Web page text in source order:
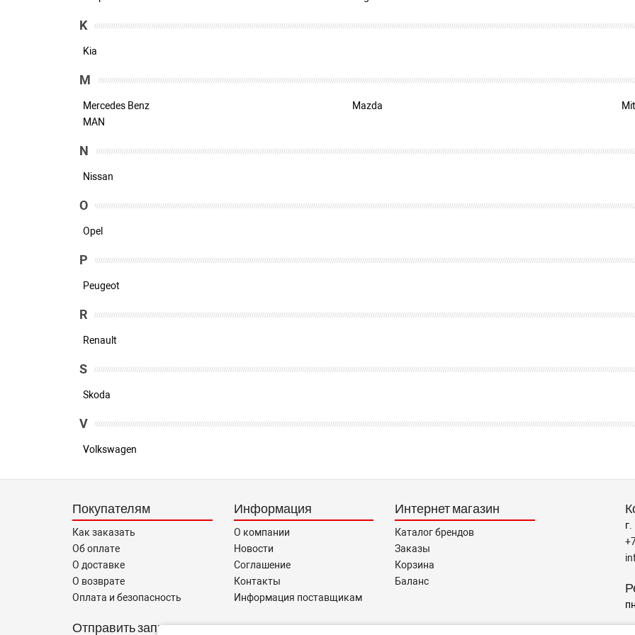
K
Kia
M
Mercedes Benz Mazda
MAN
N
Nissan
O
Opel
P
Peugeot
R
Renault
S
Skoda
V
Volkswagen
Покупателям
Как заказать
Об оплате
О доставке
О возврате
Оплата и безопасность
Информация
О компании
Новости
Соглашение
Контакты
Информация поставщикам
Интернет магазин
Каталог брендов
Заказы
Корзина
Баланс
Отправить запрос